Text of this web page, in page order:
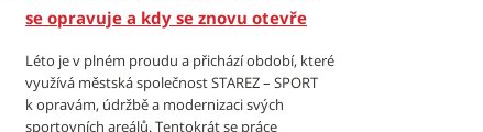
se opravuje a kdy se znovu otevře
Léto je v plném proudu a přichází období, které
využívá městská společnost STAREZ – SPORT
k opravám, údržbě a modernizaci svých
sportovních areálů. Tentokrát se práce